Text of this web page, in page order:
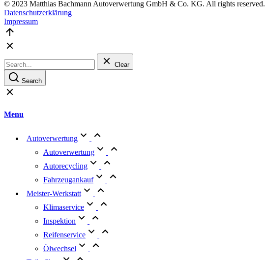
© 2023 Matthias Bachmann Autoverwertung GmbH & Co. KG. All rights reserved.
Datenschutzerklärung
Impressum
Clear
Search
Menu
Autoverwertung
Autoverwertung
Autorecycling
Fahrzeugankauf
Meister-Werkstatt
Klimaservice
Inspektion
Reifenservice
Ölwechsel